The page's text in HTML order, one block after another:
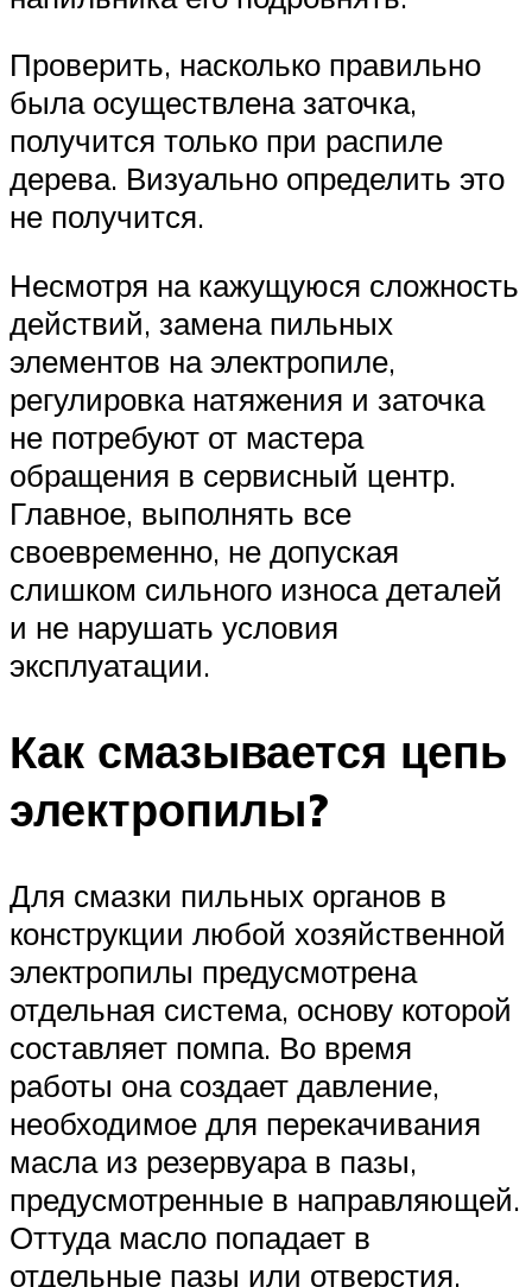
Проверить, насколько правильно
была осуществлена заточка,
получится только при распиле
дерева. Визуально определить это
не получится.
Несмотря на кажущуюся сложность
действий, замена пильных
элементов на электропиле,
регулировка натяжения и заточка
не потребуют от мастера
обращения в сервисный центр.
Главное, выполнять все
своевременно, не допуская
слишком сильного износа деталей
и не нарушать условия
эксплуатации.
Как смазывается цепь
электропилы?
Для смазки пильных органов в
конструкции любой хозяйственной
электропилы предусмотрена
отдельная система, основу которой
составляет помпа. Во время
работы она создает давление,
необходимое для перекачивания
масла из резервуара в пазы,
предусмотренные в направляющей.
Оттуда масло попадает в
отдельные пазы или отверстия,